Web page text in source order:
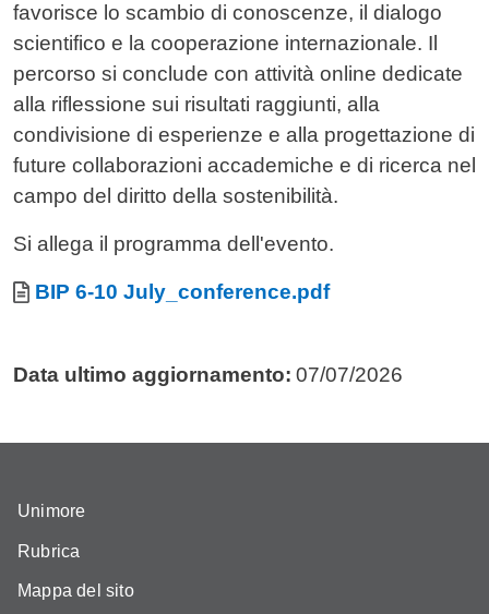
favorisce lo scambio di conoscenze, il dialogo
scientifico e la cooperazione internazionale. Il
percorso si conclude con attività online dedicate
alla riflessione sui risultati raggiunti, alla
condivisione di esperienze e alla progettazione di
future collaborazioni accademiche e di ricerca nel
campo del diritto della sostenibilità.
Si allega il programma dell'evento.
Allegati
Documento
BIP 6-10 July_conference.pdf
Data ultimo aggiornamento: 07/07/2026
Unimore
Rubrica
Mappa del sito